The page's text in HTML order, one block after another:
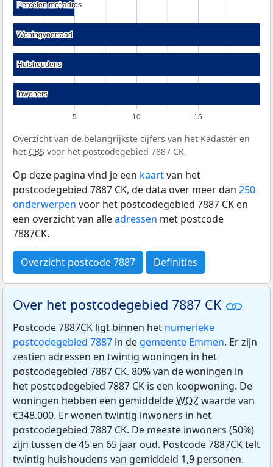
5 10 15
Percelen met adres
Percelen met adres
Woningvoorraad
Woningvoorraad
Huishoudens
Huishoudens
Inwoners
Inwoners
Overzicht van de belangrijkste cijfers van het Kadaster en
het CBS voor het postcodegebied 7887 CK.
Op deze pagina vind je een kaartvan het
postcodegebied 7887 CK, de data over meer dan 250
onderwerpen voor het postcodegebied 7887 CK en
een overzicht van alleadressen met postcode
7887CK.
Overzicht postcode 7887 Definities
Over het postcodegebied 7887 CK
Postcode 7887CK ligt binnen het numerieke
postcodegebied 7887 in de gemeente Emmen. Er zijn
zestien adressen en twintig woningen in het
postcodegebied 7887 CK. 80% van de woningen in
het postcodegebied 7887 CK is een koopwoning. De
woningen hebben een gemiddeldeWOZwaarde van
€348.000. Er wonen twintig inwoners in het
postcodegebied 7887 CK. De meeste inwoners (50%)
zijn tussen de 45 en 65 jaar oud. Postcode 7887CK telt
twintig huishoudens van gemiddeld 1,9 personen.